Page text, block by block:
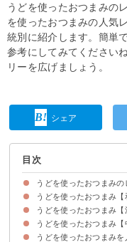
うどを使ったおつまみの
を使ったおつまみの人気
統別に紹介します。簡単
参考にしてみてください
リーを広げましょう。
シェア
目次
うどを使ったおつまみの
うどを使ったおつまみ
①山うどの塩きんぴら
②うどの明太子和え
③簡単な絶品｜うどの
④山うどの酢みそ和え
⑤うどのすっぱ辛煮
⑥山うどのレモンみそ
⑦鶏皮うどポン酢
⑧うどの葉と桜えびのか
うどを使ったおつまみ
①うどとベーコンの
②うどとブロッコリー
③うどとベーコンのマ
④春野菜のフリッター
⑤うどとしいたけのペ
⑥うどのポン酢クリー
⑦うどのラタトゥユ
うどを使ったおつまみ
①餃子の皮でうどの芽
②うどの中華風ツナ和
③中華風うど漬物
④山うどのオイスター
⑤山うどと豚バラ肉の
⑥鶏肉とうどの甘辛炒
⑦うどのナムル
うどを使ったおつまみを